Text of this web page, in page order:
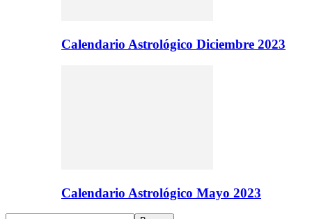
Calendario Astrológico Diciembre 2023
Calendario Astrológico Mayo 2023